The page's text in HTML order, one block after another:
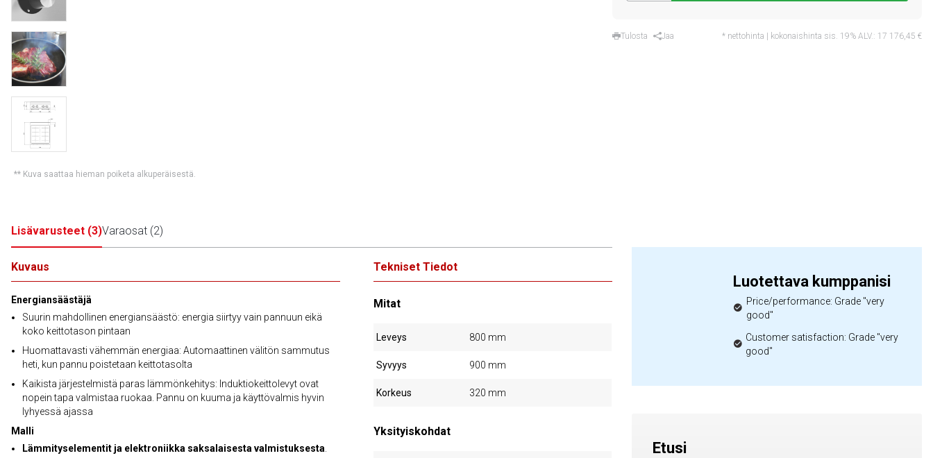
** Kuva saattaa hieman poiketa alkuperäisestä.
Tulosta Jaa * nettohinta | kokonaishinta sis. 19% ALV.: 17 176,45 €
Lisävarusteet (3)Varaosat (2)
Kuvaus
Energiansäästäjä
Suurin mahdollinen energiansäästö: energia siirtyy vain pannuun eikä
koko keittotason pintaan
Huomattavasti vähemmän energiaa: Automaattinen välitön sammutus
heti, kun pannu poistetaan keittotasolta
Kaikista järjestelmistä paras lämmönkehitys: Induktiokeittolevyt ovat
nopein tapa valmistaa ruokaa. Pannu on kuuma ja käyttövalmis hyvin
lyhyessä ajassa
Malli
Lämmityselementit ja elektroniikka saksalaisesta valmistuksesta
Tekniset Tiedot
Mitat
Leveys 800 mm
Syvyys 900 mm
Korkeus 320 mm
Yksityiskohdat
Luotettava kumppanisi
Price/performance: Grade "very
good"
Customer satisfaction: Grade "very
good"
Etusi